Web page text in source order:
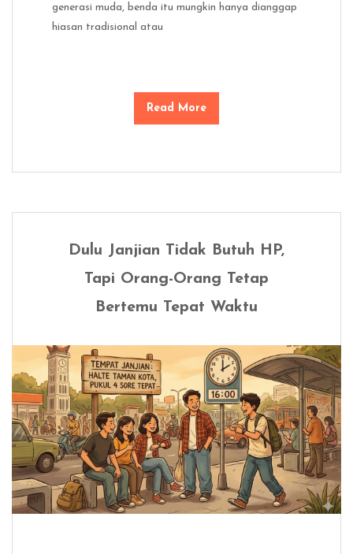
generasi muda, benda itu mungkin hanya dianggap
hiasan tradisional atau
Read More
Dulu Janjian Tidak Butuh HP,
Tapi Orang-Orang Tetap
Bertemu Tepat Waktu